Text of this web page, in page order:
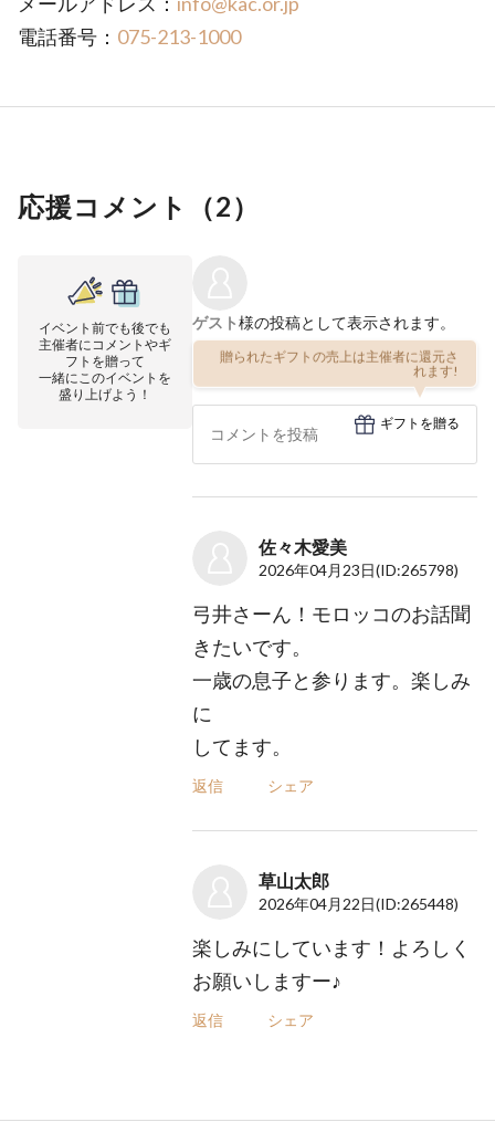
電話番号： 075-213-1000
応援コメント（2）
イベント前でも後でも
主催者にコメントやギ
フトを贈って
一緒にこのイベントを
盛り上げよう！
ゲスト様の投稿として表示されます。
贈られたギフトの売上は主催者に還元さ
れます!
ギフトを贈る
佐々木愛美
2026年04月23日(ID:265798)
弓井さーん！モロッコのお話聞
きたいです。
一歳の息子と参ります。楽しみ
に
してます。
返信 シェア
草山太郎
2026年04月22日(ID:265448)
楽しみにしています！よろしく
お願いしますー♪
返信 シェア